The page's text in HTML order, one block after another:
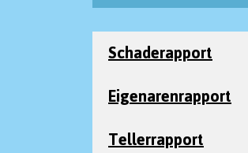
Schaderapport
Eigenarenrapport
Tellerrapport